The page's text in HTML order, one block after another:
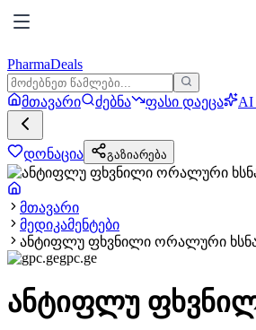
PharmaDeals
მთავარი ძებნა ფასი დაეცა AI
დონაცია გაზიარება
მთავარი
მედიკამენტები
ანტიფლუ ფხვნილი ორალური
gpc.ge
ანტიფლუ